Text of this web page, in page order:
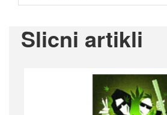
Slicni artikli